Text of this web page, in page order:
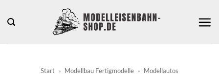
Inhalt
Start » Modellbau Fertigmodelle » Modellautos